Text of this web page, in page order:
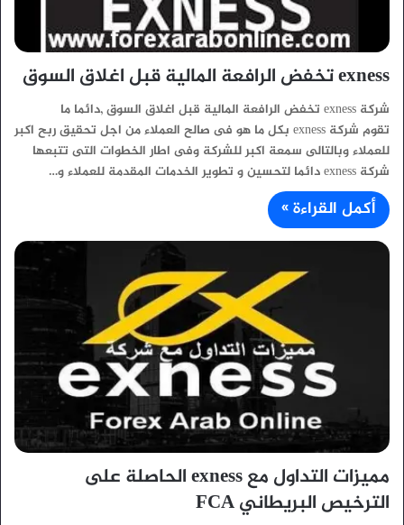
exness تخفض الرافعة المالية قبل اغلاق السوق
شركة exness تخفض الرافعة المالية قبل اغلاق السوق ,دائما ما
تقوم شركة exness بكل ما هو فى صالح العملاء من اجل تحقيق ربح اكبر
للعملاء وبالتالى سمعة اكبر للشركة وفى اطار الخطوات التى تتبعها
شركة exness دائما لتحسين و تطوير الخدمات المقدمة للعملاء و…
أكمل القراءة »
مميزات التداول مع exness الحاصلة على
الترخيص البريطاني FCA